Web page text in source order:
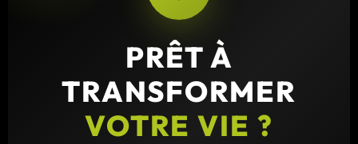
PRÊT À
TRANSFORMER
VOTRE VIE ?